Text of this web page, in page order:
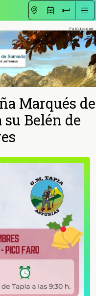
Marqués de
su Belén de